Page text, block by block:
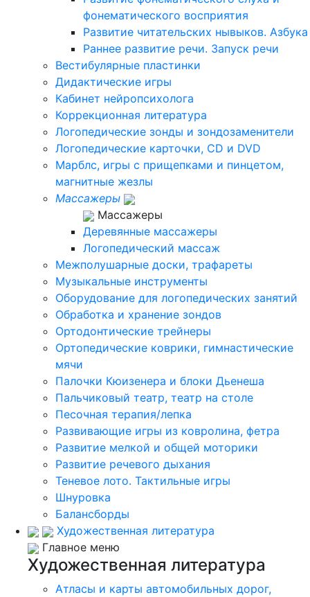
фонематического восприятия
Развитие читательских нывыков. Азбука
Раннее развитие речи. Запуск речи
Вестибулярные пластинки
Дидактические игры
Кабинет нейропсихолога
Коррекционная литература
Логопедические зонды и зондозаменители
Логопедические карточки, CD и DVD
Марблс, игры с прищепками и пинцетом,
магнитные жезлы
Массажеры
Массажеры
Деревянные массажеры
Логопедический массаж
Межполушарные доски, трафареты
Музыкальные инструменты
Оборудование для логопедических занятий
Обработка и хранение зондов
Ортодонтические трейнеры
Ортопедические коврики, гимнастические
мячи
Палочки Кюизенера и блоки Дьенеша
Пальчиковый театр, театр на столе
Песочная терапия/лепка
Развивающие игры из ковролина, фетра
Развитие мелкой и общей моторики
Развитие речевого дыхания
Теневое лото. Тактильные игры
Шнуровка
Балансборды
Художественная литература
Главное меню
Художественная литература
Атласы и карты автомобильных дорог,